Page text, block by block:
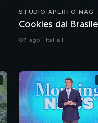
STUDIO APERTO MAG
Cookies dal Brasile
07 ago | Italia 1